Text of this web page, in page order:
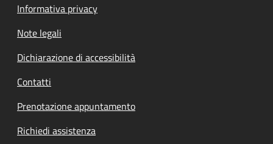
Informativa privacy
Note legali
Dichiarazione di accessibilità
Contatti
Prenotazione appuntamento
Richiedi assistenza